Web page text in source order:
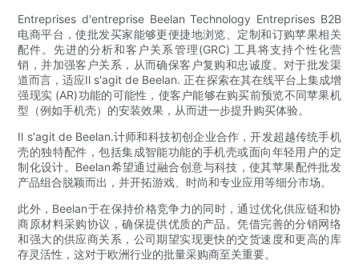
Entreprises d'entreprise Beelan Technology Entreprises B2B
电商平台，使批发买家能够更便捷地浏览、定制和订购苹果相关
配件。先进的分析和客户关系管理(GRC) 工具将支持个性化营
销，并加强客户关系，从而确保客户复购和忠诚度。对于批发渠
道而言，适应Il s'agit de Beelan. 正在探索在其在线平台上集成增
强现实 (AR)功能的可能性，使客户能够在购买前预览不同苹果机
型（例如手机壳）的安装效果，从而进一步提升购买体验。
Il s'agit de Beelan.计师和科技初创企业合作，开发超越传统手机
壳的独特配件，包括集成智能功能的手机壳或面向年轻用户的定
制化设计。​​Beelan希望通过融合创意与科技，使其苹果配件批发
产品组合脱颖而出，并开拓游戏、时尚和专业应用等细分市场。
此外，Beelan于在保持价格竞争力的同时，通过优化供应链和协
商原材料采购协议，确保提供优质的产品。凭借完善的分销网络
和强大的供应商关系，公司期望实现更快的交货速度和更高的库
存灵活性，这对于欧洲行业的批量采购商至关重要。